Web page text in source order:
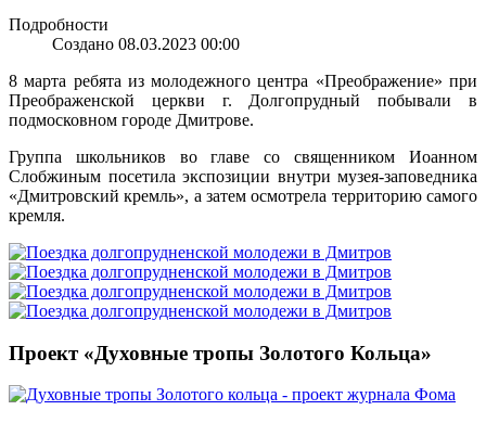
Подробности
Создано 08.03.2023 00:00
8 марта ребята из молодежного центра «Преображение» при
Преображенской церкви г. Долгопрудный побывали в
подмосковном городе Дмитрове.
Группа школьников во главе со священником Иоанном
Слобжиным посетила экспозиции внутри музея-заповедника
«Дмитровский кремль», а затем осмотрела территорию самого
кремля.
Проект «Духовные тропы Золотого Кольца»